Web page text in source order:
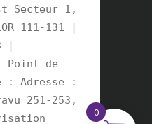
Secteur 1,
111-131 |
|
Point de
Adresse :
251-253,
0